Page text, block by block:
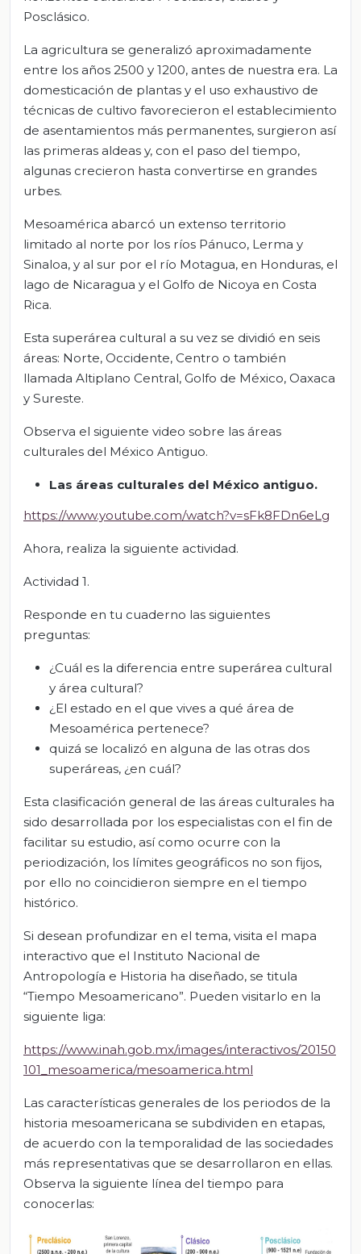
Posclásico.
La agricultura se generalizó aproximadamente
entre los años 2500 y 1200, antes de nuestra era. La
domesticación de plantas y el uso exhaustivo de
técnicas de cultivo favorecieron el establecimiento
de asentamientos más permanentes, surgieron así
las primeras aldeas y, con el paso del tiempo,
algunas crecieron hasta convertirse en grandes
urbes.
Mesoamérica abarcó un extenso territorio
limitado al norte por los ríos Pánuco, Lerma y
Sinaloa, y al sur por el río Motagua, en Honduras, el
lago de Nicaragua y el Golfo de Nicoya en Costa
Rica.
Esta superárea cultural a su vez se dividió en seis
áreas: Norte, Occidente, Centro o también
llamada Altiplano Central, Golfo de México, Oaxaca
y Sureste.
Observa el siguiente video sobre las áreas
culturales del México Antiguo.
Las áreas culturales del México antiguo.
https://www.youtube.com/watch?v=sFk8FDn6eLg
Ahora, realiza la siguiente actividad.
Actividad 1.
Responde en tu cuaderno las siguientes
preguntas:
¿Cuál es la diferencia entre superárea cultural
y área cultural?
¿El estado en el que vives a qué área de
Mesoamérica pertenece?
quizá se localizó en alguna de las otras dos
superáreas, ¿en cuál?
Esta clasificación general de las áreas culturales ha
sido desarrollada por los especialistas con el fin de
facilitar su estudio, así como ocurre con la
periodización, los límites geográficos no son fijos,
por ello no coincidieron siempre en el tiempo
histórico.
Si desean profundizar en el tema, visita el mapa
interactivo que el Instituto Nacional de
Antropología e Historia ha diseñado, se titula
“Tiempo Mesoamericano”. Pueden visitarlo en la
siguiente liga:
https://www.inah.gob.mx/images/interactivos/20150
101_mesoamerica/mesoamerica.html
Las características generales de los periodos de la
historia mesoamericana se subdividen en etapas,
de acuerdo con la temporalidad de las sociedades
más representativas que se desarrollaron en ellas.
Observa la siguiente línea del tiempo para
conocerlas: